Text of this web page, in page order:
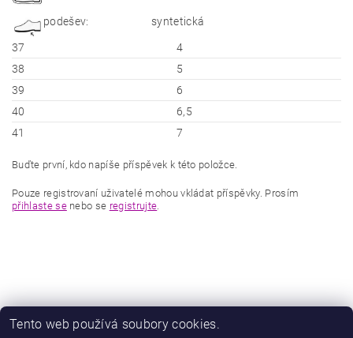
podešev: syntetická
37
4
38
5
39
6
40
6,5
41
7
Buďte první, kdo napíše příspěvek k této položce.
Pouze registrovaní uživatelé mohou vkládat příspěvky. Prosím
přihlaste senebo se registrujte.
Heureka.cz
Tento web používá soubory cookies.